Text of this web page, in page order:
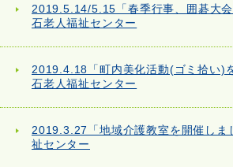
2019.5.14/5.15「春季行事、囲碁大
石老人福祉センター
2019.4.18「町内美化活動(ゴミ拾い)
石老人福祉センター
2019.3.27「地域介護教室を開催しま
祉センター